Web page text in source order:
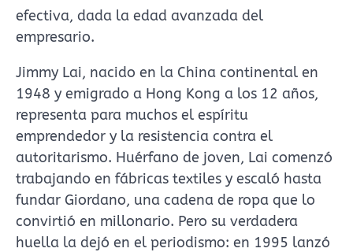
efectiva, dada la edad avanzada del
empresario.
Jimmy Lai, nacido en la China continental en
1948 y emigrado a Hong Kong a los 12 años,
representa para muchos el espíritu
emprendedor y la resistencia contra el
autoritarismo. Huérfano de joven, Lai comenzó
trabajando en fábricas textiles y escaló hasta
fundar Giordano, una cadena de ropa que lo
convirtió en millonario. Pero su verdadera
huella la dejó en el periodismo: en 1995 lanzó